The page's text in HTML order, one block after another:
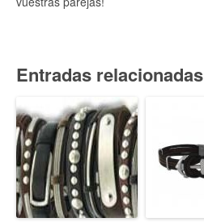
Entradas relacionadas